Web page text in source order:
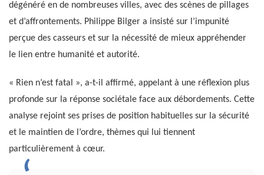
dégénéré en de nombreuses villes, avec des scènes de pillages
et d’affrontements. Philippe Bilger a insisté sur l’impunité
perçue des casseurs et sur la nécessité de mieux appréhender
le lien entre humanité et autorité.
« Rien n’est fatal », a-t-il affirmé, appelant à une réflexion plus
profonde sur la réponse sociétale face aux débordements. Cette
analyse rejoint ses prises de position habituelles sur la sécurité
et le maintien de l’ordre, thèmes qui lui tiennent
particulièrement à cœur.